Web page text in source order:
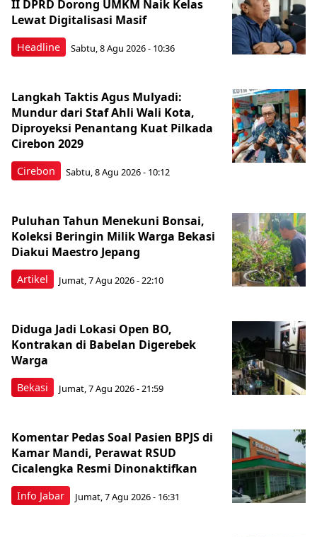
Headline
II DPRD Dorong UMKM Naik Kelas
Lewat Digitalisasi Masif
Sabtu, 8 Agu 2026 - 10:36
Cirebon
Langkah Taktis Agus Mulyadi:
Mundur dari Staf Ahli Wali Kota,
Diproyeksi Penantang Kuat Pilkada
Cirebon 2029
Sabtu, 8 Agu 2026 - 10:12
Artikel
Puluhan Tahun Menekuni Bonsai,
Koleksi Beringin Milik Warga Bekasi
Diakui Maestro Jepang
Jumat, 7 Agu 2026 - 22:10
Bekasi
Diduga Jadi Lokasi Open BO,
Kontrakan di Babelan Digerebek
Warga
Jumat, 7 Agu 2026 - 21:59
Info Jabar
Komentar Pedas Soal Pasien BPJS di
Kamar Mandi, Perawat RSUD
Cicalengka Resmi Dinonaktifkan
Jumat, 7 Agu 2026 - 16:31